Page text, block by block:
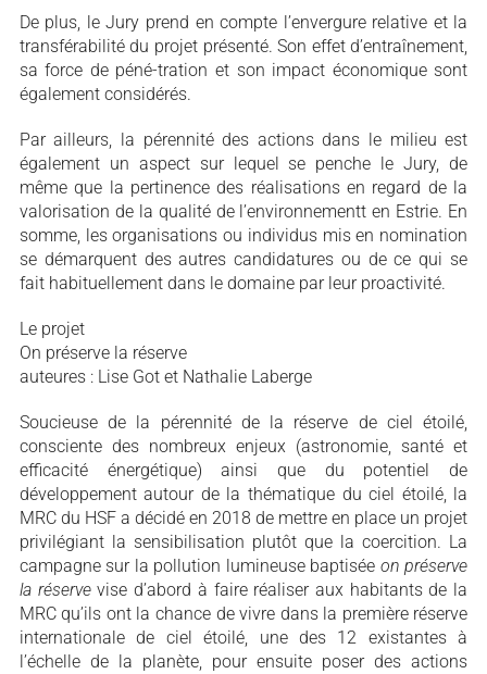
De plus, le Jury prend en compte l’envergure relative et la
transférabilité du projet présenté. Son effet d’entraînement,
sa force de péné-tration et son impact économique sont
également considérés.
Par ailleurs, la pérennité des actions dans le milieu est
également un aspect sur lequel se penche le Jury, de
même que la pertinence des réalisations en regard de la
valorisation de la qualité de l’environnementt en Estrie. En
somme, les organisations ou individus mis en nomination
se démarquent des autres candidatures ou de ce qui se
fait habituellement dans le domaine par leur proactivité.
Le projet
On préserve la réserve
auteures : Lise Got et Nathalie Laberge
Soucieuse de la pérennité de la réserve de ciel étoilé,
consciente des nombreux enjeux (astronomie, santé et
efficacité énergétique) ainsi que du potentiel de
développement autour de la thématique du ciel étoilé, la
MRC du HSF a décidé en 2018 de mettre en place un projet
privilégiant la sensibilisation plutôt que la coercition. La
campagne sur la pollution lumineuse baptisée on préserve
la réservevise d’abord à faire réaliser aux habitants de la
MRC qu’ils ont la chance de vivre dans la première réserve
internationale de ciel étoilé, une des 12 existantes à
l’échelle de la planète, pour ensuite poser des actions